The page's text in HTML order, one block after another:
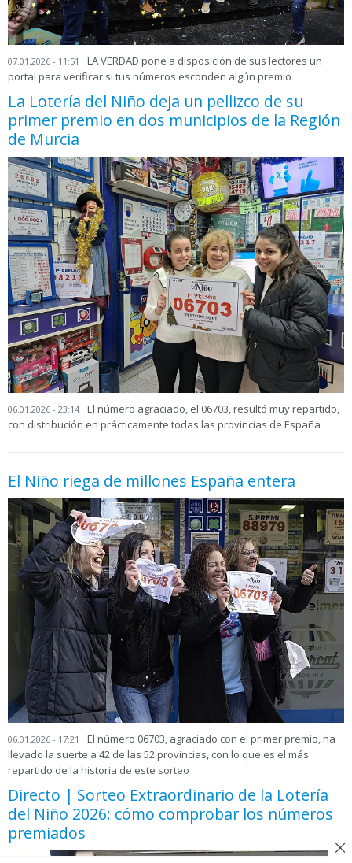
07.01.2026 - 11:51
LA VERDAD pone a disposición de sus lectores un
portal para verificar si tus números esconden algún premio
La Lotería del Niño deja un pellizco de su
primer premio en dos municipios de la Región
de Murcia
06.01.2026 - 23:14
El número agraciado, el 06703, resultó muy repartido,
con distribución en prácticamente todas las provincias de España
El Niño riega de millones España entera
06.01.2026 - 17:21
El número 06703, agraciado con el primer premio, ha
llevado la suerte a 42 de las 52 provincias, con lo que es el más
repartido de la historia de este sorteo
Directo | Sorteo Extraordinario de la Lotería
del Niño 2026: cómo comprobar los números
premiados